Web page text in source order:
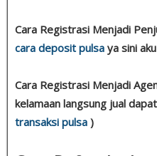
Cara Registrasi Menjadi
cara deposit pulsa ya sini
Cara Registrasi Menjadi
kelamaan langsung jual
transaksi pulsa )